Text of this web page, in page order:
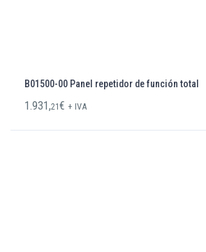
B01500-00 Panel repetidor de función total
1.931,21€ + IVA